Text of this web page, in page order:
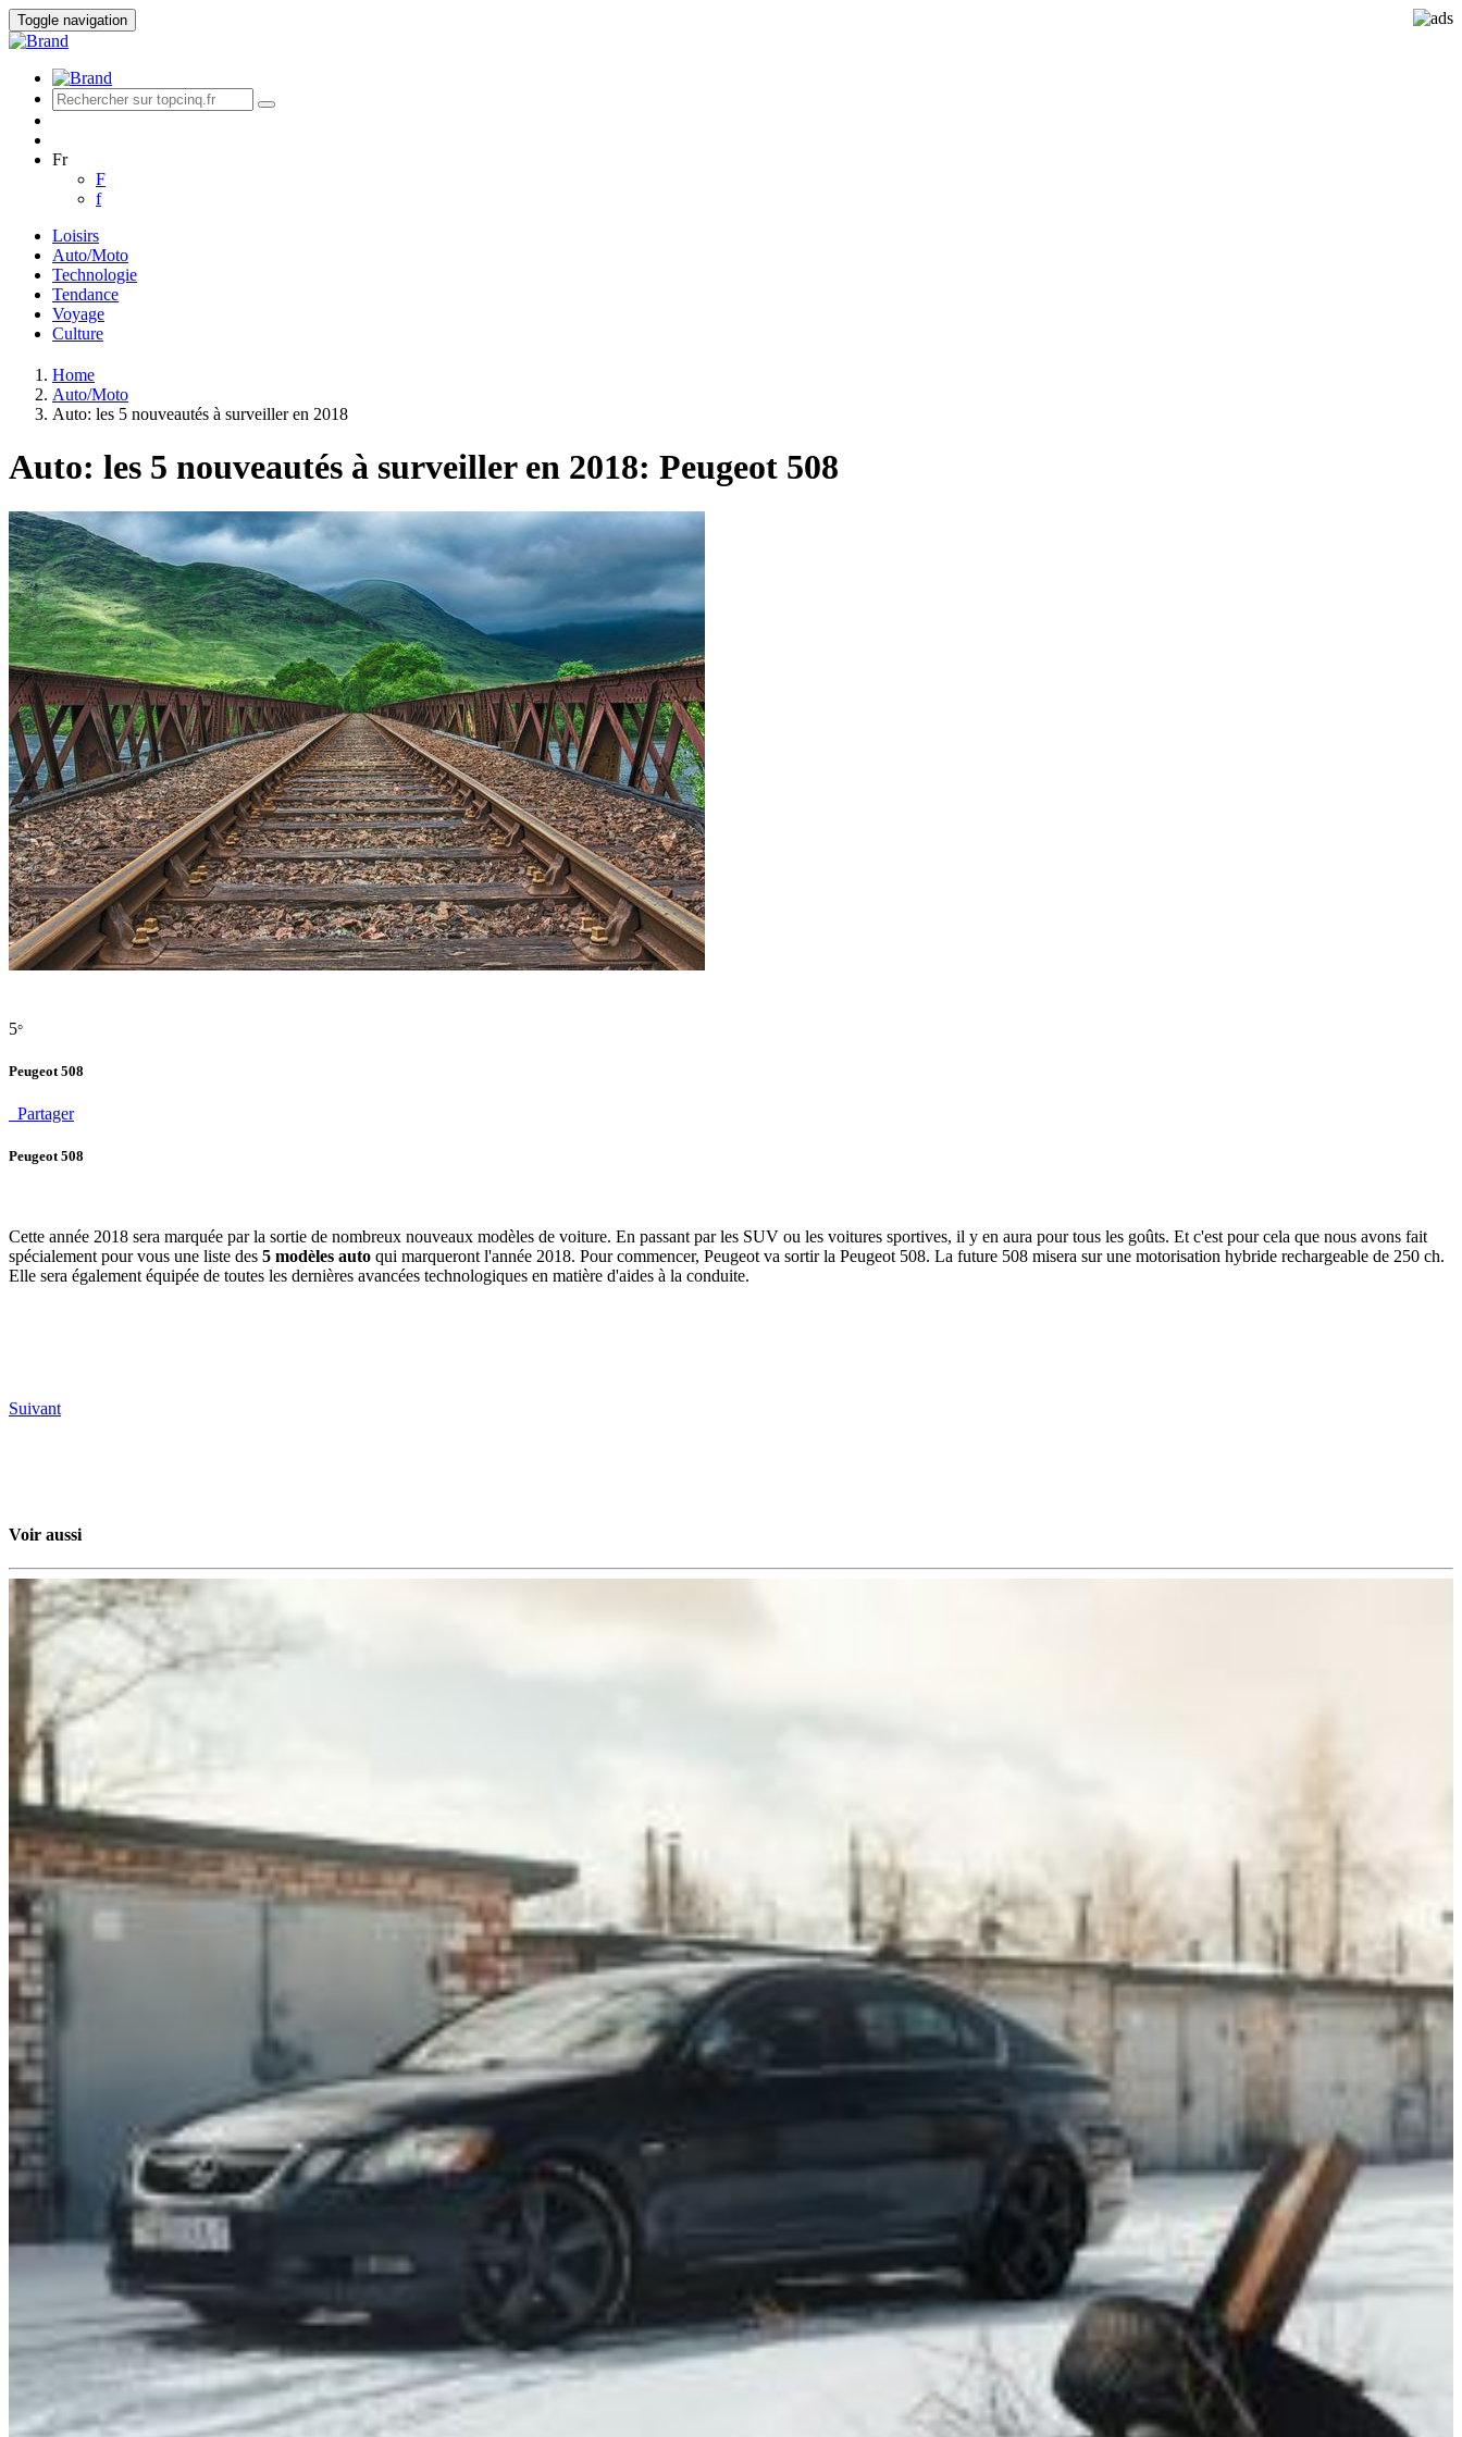
Toggle navigation
Fr
F
f
Loisirs
Auto/Moto
Technologie
Tendance
Voyage
Culture
Home
Auto/Moto
Auto: les 5 nouveautés à surveiller en 2018
Auto: les 5 nouveautés à surveiller en 2018: Peugeot 508
5°
Peugeot 508
Partager
Peugeot 508
Cette année 2018 sera marquée par la sortie de nombreux nouveaux modèles de voiture. En passant par les SUV ou les voitures sportives, il y en aura pour tous les goûts. Et c'est pour cela que nous avons fait
spécialement pour vous une liste des 5 modèles auto qui marqueront l'année 2018. Pour commencer, Peugeot va sortir la Peugeot 508. La future 508 misera sur une motorisation hybride rechargeable de 250 ch.
Elle sera également équipée de toutes les dernières avancées technologiques en matière d'aides à la conduite.
Suivant
Voir aussi